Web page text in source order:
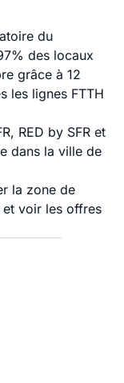
du
des locaux
grâce à 12
les lignes FTTH
RED by SFR et
dans la ville de
la zone de
voir les offres